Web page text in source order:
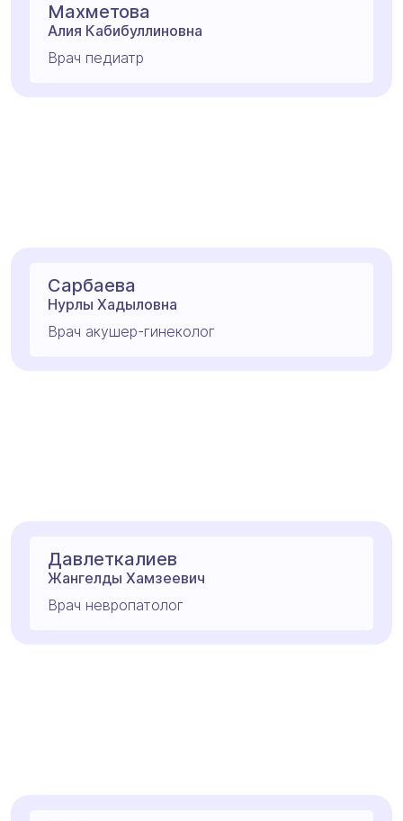
Махметова
Алия Кабибуллиновна
Врач педиатр
Сарбаева
Нурлы Хадыловна
Врач акушер-гинеколог
Давлеткалиев
Жангелды Хамзеевич
Врач невропатолог